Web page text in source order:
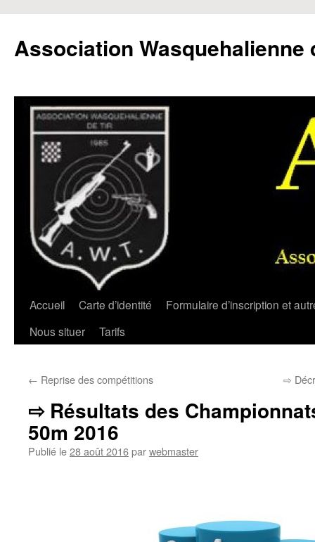
contenu
Association Wasquehalienne
Accueil Carte d’identité
Formulaire d’inscription et
Nous situer
Tarifs
← Reprise des compétitions ⇨
⇨ Résultats des
50m 2016
Publié le28 août 2016parwebmaster